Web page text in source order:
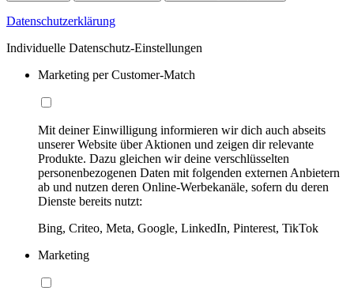
Datenschutzerklärung
Individuelle Datenschutz-Einstellungen
Marketing per Customer-Match
Mit deiner Einwilligung informieren wir dich auch abseits
unserer Website über Aktionen und zeigen dir relevante
Produkte. Dazu gleichen wir deine verschlüsselten
personenbezogenen Daten mit folgenden externen Anbietern
ab und nutzen deren Online-Werbekanäle, sofern du deren
Dienste bereits nutzt:
Bing, Criteo, Meta, Google, LinkedIn, Pinterest, TikTok
Marketing